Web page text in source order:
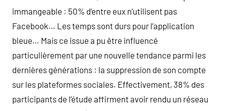
immangeable : 50% d’entre eux n’utilisent pas
Facebook… Les temps sont durs pour l’application
bleue… Mais ce issue a pu être influencé
particulièrement par une nouvelle tendance parmi les
dernières générations : la suppression de son compte
sur les plateformes sociales. Effectivement, 38% des
participants de l’étude affirment avoir rendu un réseau